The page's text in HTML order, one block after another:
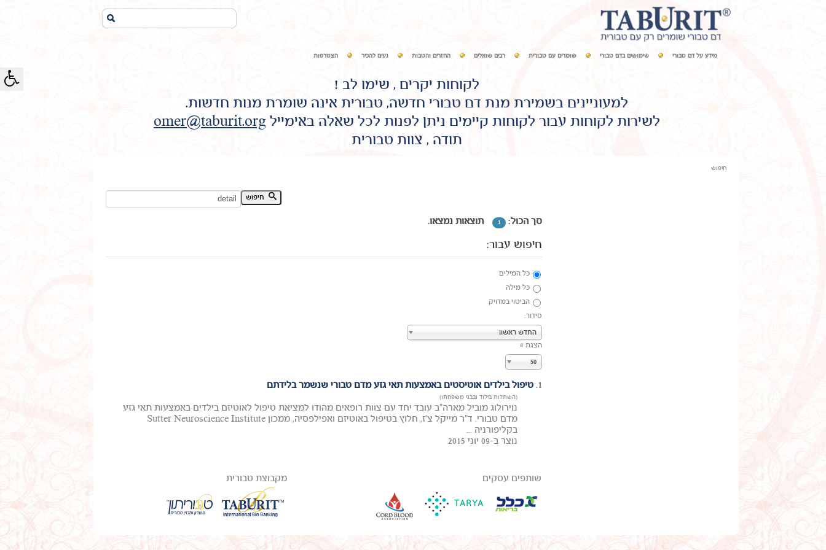
מידע על דם טבורי שימושים בדם טבורי שומרים עם טבורית רבים שואלים החזרים והטבות נעים להכיר הצטרפות
לקוחות יקרים , שימו לב !
למעוניינים בשמירת מנת דם טבורי חדשה, טבורית אינה שומרת מנות חדשות.
לשירות לקוחות עבור לקוחות קיימים ניתן לפנות לכל שאלה באימייל omer@taburit.org
תודה , צוות טבורית
חיפוש
חיפוש מילת מפתח:
סך הכול: 1 תוצאות נמצאו.
חיפוש עבור:
כל המילים
כל מילה
הביטוי במדויק
סידור:
החדש ראשון
הצגת #
50
1. טיפול בילדים אוטיסטים באמצעות תאי גזע מדם טבורי שנשמר בלידתם
(השתלות בילוד ובבני משפחתו)
נוירולוג מוביל מארה"ב עובד יחד עם צוות רופאים מהודו למציאת טיפול לאוטיזם בילדים באמצעות תאי גזע
מדם טבורי. ד"ר מייקל צ'ז, חלוץ בטיפול באוטיזם ואפילפסיה, ממכון Sutter Neuroscience Institute
בקליפורניה ...
נוצר ב-09 יוני 2015
שותפים עסקים מקבוצת טבורית